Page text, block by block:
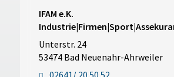
IFAM e.K.
Unterstr. 24
53474 Bad Neuenahr-Ahrweiler
02641/ 20 50 52